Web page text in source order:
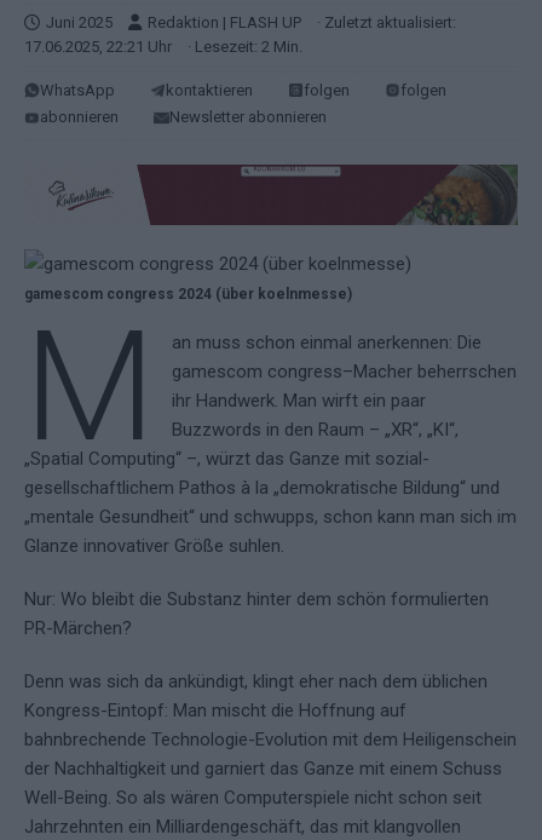
Juni 2025 Redaktion | FLASH UP
· Zuletzt aktualisiert:
17.06.2025, 22:21 Uhr
· Lesezeit: 2 Min.
WhatsApp kontaktieren folgen
folgen
abonnieren
Newsletter abonnieren
gamescom congress 2024 (über koelnmesse)
M
an muss schon einmal anerkennen: Die
gamescom congress–Macher beherrschen
ihr Handwerk. Man wirft ein paar
Buzzwords in den Raum – „XR“, „KI“,
„Spatial Computing“ –, würzt das Ganze mit sozial-
gesellschaftlichem Pathos à la „demokratische Bildung“ und
„mentale Gesundheit“ und schwupps, schon kann man sich im
Glanze innovativer Größe suhlen.
Nur: Wo bleibt die Substanz hinter dem schön formulierten
PR-Märchen?
Denn was sich da ankündigt, klingt eher nach dem üblichen
Kongress-Eintopf: Man mischt die Hoffnung auf
bahnbrechende Technologie-Evolution mit dem Heiligenschein
der Nachhaltigkeit und garniert das Ganze mit einem Schuss
Well-Being. So als wären Computerspiele nicht schon seit
Jahrzehnten ein Milliardengeschäft, das mit klangvollen